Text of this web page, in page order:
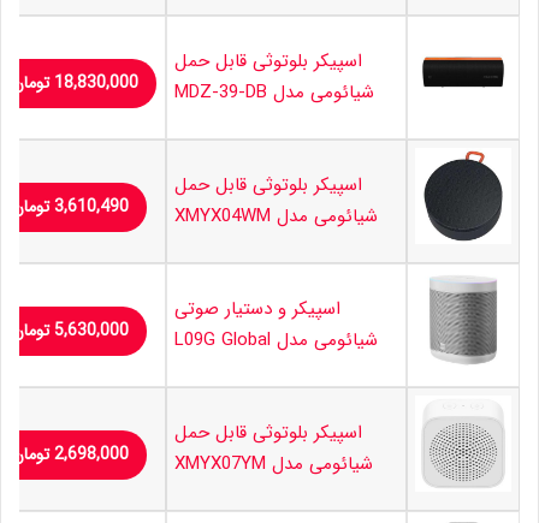
اسپیکر بلوتوثی قابل حمل
شیائومی مدل MDZ-39-DB
18,830,000 تومان
اسپیکر بلوتوثی قابل حمل
شیائومی مدل XMYX04WM
3,610,490تومان
اسپیکر و دستیار صوتی
شیائومی مدل L09G Global
5,630,000 تومان
اسپیکر بلوتوثی قابل حمل
شیائومی مدل XMYX07YM
2,698,000تومان